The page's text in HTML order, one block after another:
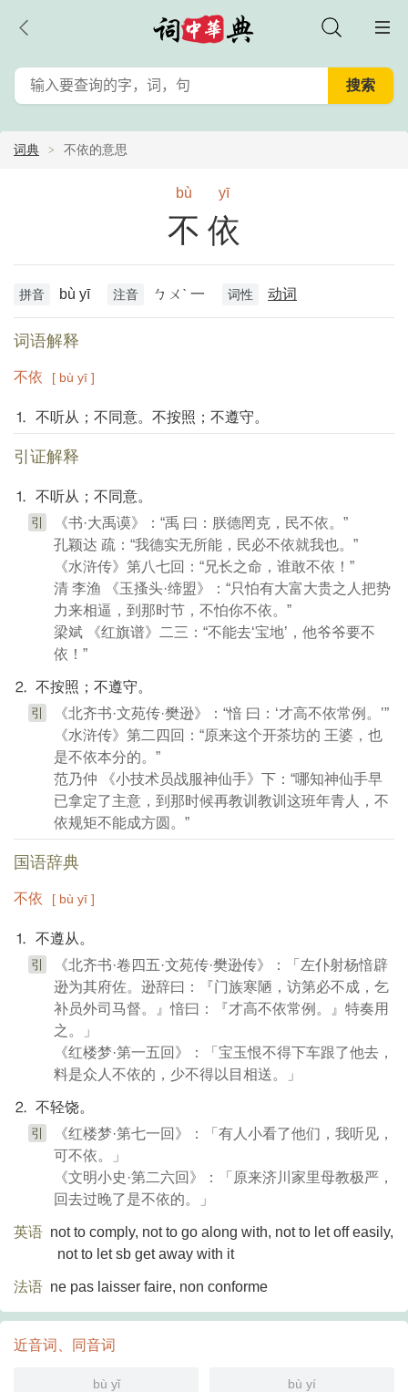
词典 不依的意思
bù yī
不依
拼音 bù yī 注音 ㄅㄨˋ 一 词性 动词
词语解释
不依 [ bù yī ]
⒈ 不听从；不同意。不按照；不遵守。
引证解释
⒈ 不听从；不同意。
引
《书·大禹谟》：“禹 曰：朕德罔克，民不依。”
孔颖达 疏：“我德实无所能，民必不依就我也。”
《水浒传》第八七回：“兄长之命，谁敢不依！”
清 李渔 《玉搔头·缔盟》：“只怕有大富大贵之人把势
力来相逼，到那时节，不怕你不依。”
梁斌 《红旗谱》二三：“不能去‘宝地’，他爷爷要不
依！”
⒉ 不按照；不遵守。
引
《北齐书·文苑传·樊逊》：“愔 曰：‘才高不依常例。’”
《水浒传》第二四回：“原来这个开茶坊的 王婆，也
是不依本分的。”
范乃仲 《小技术员战服神仙手》下：“哪知神仙手早
已拿定了主意，到那时候再教训教训这班年青人，不
依规矩不能成方圆。”
国语辞典
不依 [ bù yī ]
⒈ 不遵从。
引
《北齐书·卷四五·文苑传·樊逊传》：「左仆射杨愔辟
逊为其府佐。逊辞曰：『门族寒陋，访第必不成，乞
补员外司马督。』愔曰：『才高不依常例。』特奏用
之。」
《红楼梦·第一五回》：「宝玉恨不得下车跟了他去，
料是众人不依的，少不得以目相送。」
⒉ 不轻饶。
引
《红楼梦·第七一回》：「有人小看了他们，我听见，
可不依。」
《文明小史·第二六回》：「原来济川家里母教极严，
回去过晚了是不依的。」
英语 not to comply, not to go along with, not to let off easily,
not to let sb get away with it
法语 ne pas laisser faire, non conforme
近音词、同音词
bù yǐ bù yí